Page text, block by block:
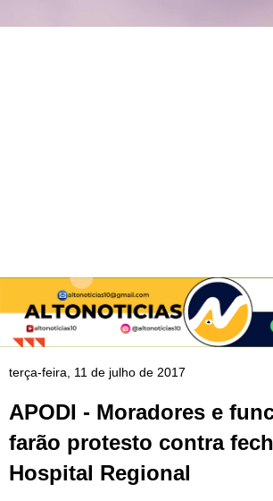
terça-feira, 11 de julho de 2017
APODI - Moradores e
farão protesto contra
Hospital Regional